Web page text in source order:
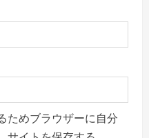
ためブラウザーに自分